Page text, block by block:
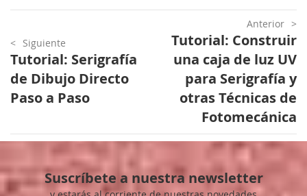
Siguiente
Tutorial: Serigrafía
de Dibujo Directo
Paso a Paso
Anterior
Tutorial: Construir
una caja de luz UV
para Serigrafía y
otras Técnicas de
Fotomecánica
Suscríbete a nuestra newsletter